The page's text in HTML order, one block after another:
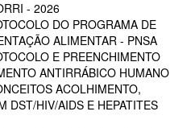
- 2026
DO PROGRAMA DE
ALIMENTAR - PNSA
E PREENCHIMENTO
ANTIRRÁBICO HUMANO
ACOLHIMENTO,
DST/HIV/AIDS E HEPATITES